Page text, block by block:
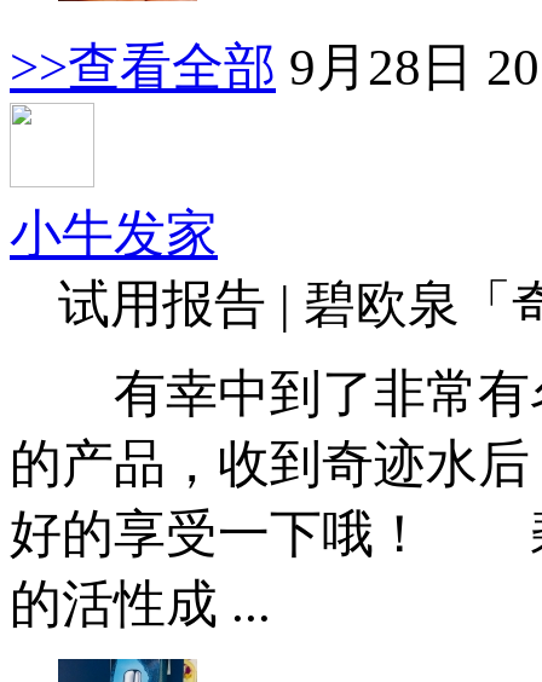
>>查看全部 9月28日
小牛发家
试用报告 | 碧欧泉「
有幸中到了非常有
的产品，收到奇迹水
好的享受一下哦！
的活性成 ...